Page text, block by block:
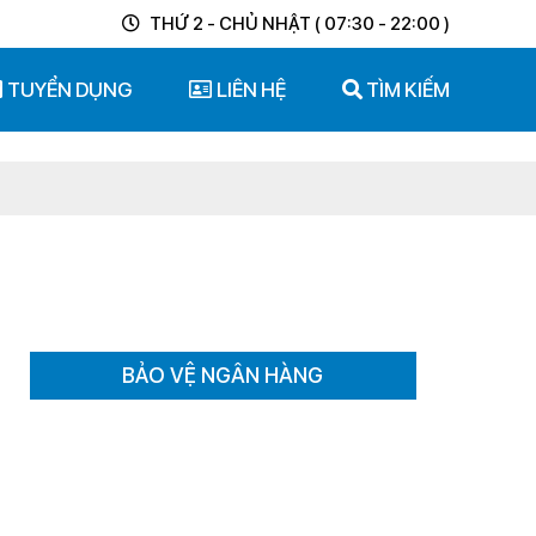
THỨ 2 - CHỦ NHẬT ( 07:30 - 22:00 )
TUYỂN DỤNG LIÊN HỆ TÌM KIẾM
BẢO VỆ NGÂN HÀNG